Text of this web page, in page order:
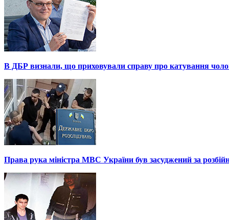
В ДБР визнали, що приховували справу про катування
Права рука міністра МВС України був засуджений за